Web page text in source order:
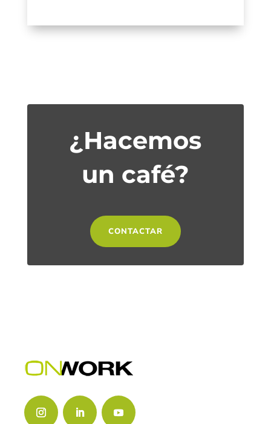
¿Hacemos
un café?
CONTACTAR